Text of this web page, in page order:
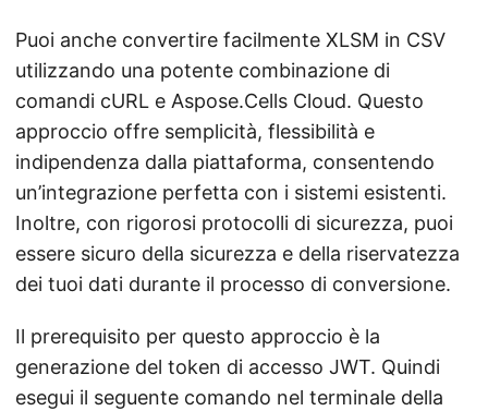
Puoi anche convertire facilmente XLSM in CSV
utilizzando una potente combinazione di
comandi cURL e Aspose.Cells Cloud. Questo
approccio offre semplicità, flessibilità e
indipendenza dalla piattaforma, consentendo
un’integrazione perfetta con i sistemi esistenti.
Inoltre, con rigorosi protocolli di sicurezza, puoi
essere sicuro della sicurezza e della riservatezza
dei tuoi dati durante il processo di conversione.
Il prerequisito per questo approccio è la
generazione del token di accesso JWT. Quindi
esegui il seguente comando nel terminale della